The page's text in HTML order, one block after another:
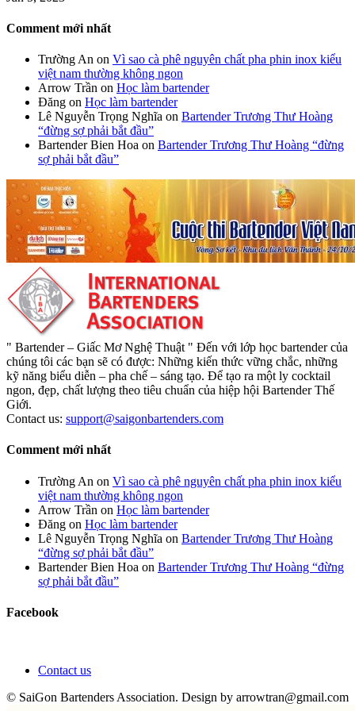
Comment mới nhất
Trường An on Vì sao cà phê nguyên chất pha phin inox kiểu
việt nam thường không ngon
Arrow Trần on Học làm bartender
Đăng on Học làm bartender
Lê Nguyễn Trọng Nghĩa on Bartender Trương Thư Hoàng
“đừng sợ phải bắt đầu”
Bartender Bien Hoa on Bartender Trương Thư Hoàng “đừng
sợ phải bắt đầu”
" Bartender – Giấc Mơ Nghệ Thuật " Đến với lớp học bartender của
chúng tôi các bạn sẽ có được: Những kiến thức vững chắc, những
kỹ năng biểu diễn – pha chế – sáng tạo. Để tạo ra một ly cocktail
ngon, đẹp, chất lượng theo tiêu chuẩn của hiệp hội Bartender Thế
Giới.
Contact us: support@saigonbartenders.com
Comment mới nhất
Trường An on Vì sao cà phê nguyên chất pha phin inox kiểu
việt nam thường không ngon
Arrow Trần on Học làm bartender
Đăng on Học làm bartender
Lê Nguyễn Trọng Nghĩa on Bartender Trương Thư Hoàng
“đừng sợ phải bắt đầu”
Bartender Bien Hoa on Bartender Trương Thư Hoàng “đừng
sợ phải bắt đầu”
Facebook
Contact us
© SaiGon Bartenders Association. Design by arrowtran@gmail.com